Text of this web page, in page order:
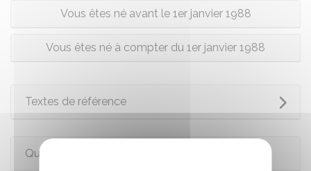
Vous êtes né avant le 1er janvier 1988
Vous êtes né à compter du 1er janvier 1988
Textes de référence
Questions ? Réponses !